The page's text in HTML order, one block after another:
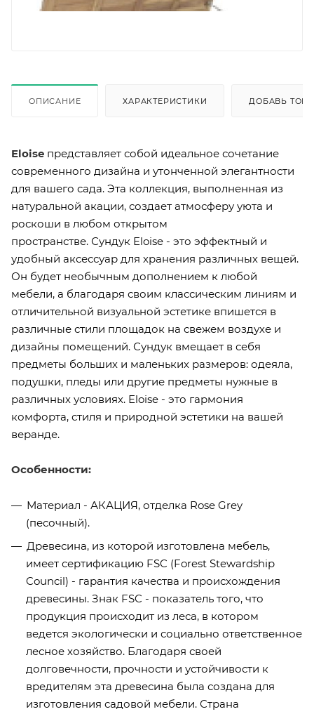
ОПИСАНИЕ ХАРАКТЕРИСТИКИ ДОБАВЬ
Eloise представляет собой идеальное сочетание
современного дизайна и утонченной элегантности
для вашего сада. Эта коллекция, выполненная из
натуральной акации, создает атмосферу уюта и
роскоши в любом открытом
пространстве. Сундук Eloise - это эффектный и
удобный аксессуар для хранения различных вещей.
Он будет необычным дополнением к любой
мебели, а благодаря своим классическим линиям и
отличительной визуальной эстетике впишется в
различные стили площадок на свежем воздухе и
дизайны помещений. Сундук вмещает в себя
предметы больших и маленьких размеров: одеяла,
подушки, пледы или другие предметы нужные в
различных условиях. Eloise - это гармония
комфорта, стиля и природной эстетики на вашей
веранде.
Особенности:
Материал - АКАЦИЯ, отделка Rose Grey
(песочный).
Древесина, из которой изготовлена мебель,
имеет сертификацию FSC (Forest Stewardship
Council) - гарантия качества и происхождения
древесины. Знак FSC - показатель того, что
продукция происходит из леса, в котором
ведется экологически и социально ответственное
лесное хозяйство. Благодаря своей
долговечности, прочности и устойчивости к
вредителям эта древесина была создана для
изготовления садовой мебели. Страна